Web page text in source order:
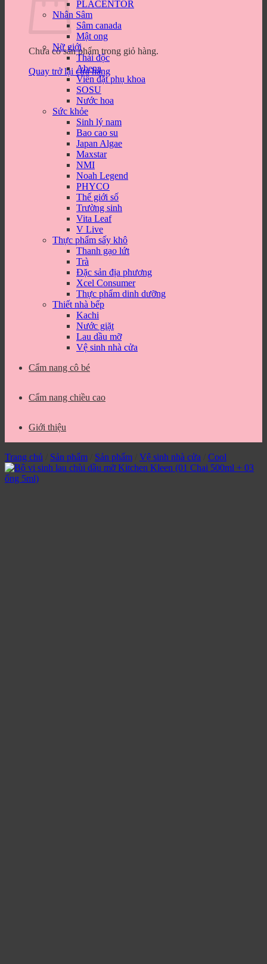
Chưa có sản phẩm trong giỏ hàng.
Quay trở lại cửa hàng
PLACENTOR
Nhân Sâm
Sâm canada
Mật ong
Nữ giới
Thải độc
Abena
Viên đặt phụ khoa
SOSU
Nước hoa
Sức khỏe
Sinh lý nam
Bao cao su
Japan Algae
Maxstar
NMI
Noah Legend
PHYCO
Thế giới số
Trường sinh
Vita Leaf
V Live
Thực phẩm sấy khô
Thanh gạo lứt
Trà
Đặc sản địa phương
Xcel Consumer
Thực phẩm dinh dưỡng
Thiết nhà bếp
Kachi
Nước giặt
Lau dầu mỡ
Vệ sinh nhà cửa
Cẩm nang cô bé
Cẩm nang chiều cao
Giới thiệu
Trang chủ Sản phẩm Sản phẩm Vệ sinh nhà cửa Cool